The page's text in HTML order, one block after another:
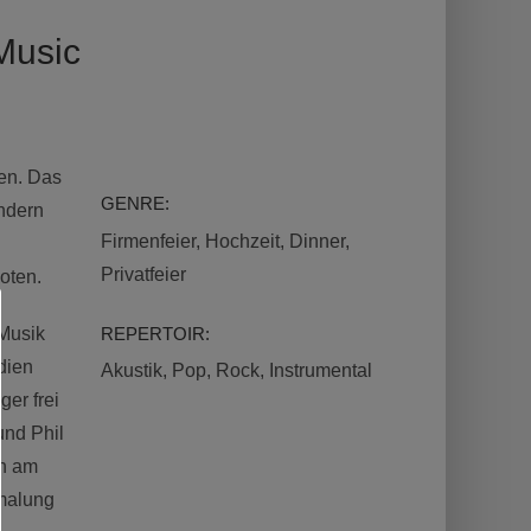
Das
frei
Phil
am
GENRE:
Firmenfeier, Hochzeit, Dinner,
Privatfeier
REPERTOIR:
Akustik, Pop, Rock, Instrumental